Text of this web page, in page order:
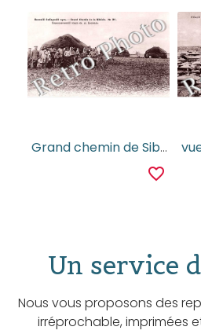
Grand chemin de Sibérie
favorite_border
Un service
Nous vous proposons des
irréprochable, imprimées